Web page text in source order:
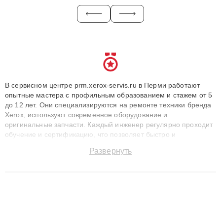
В сервисном центре prm.xerox-servis.ru в Перми работают
опытные мастера с профильным образованием и стажем от 5
до 12 лет. Они специализируются на ремонте техники бренда
Xerox, используют современное оборудование и
оригинальные запчасти. Каждый инженер регулярно проходит
обучение и сертификацию, что позволяет быстро и
сохранением гарантии до 3 лет. Наши мастера решают
Развернуть